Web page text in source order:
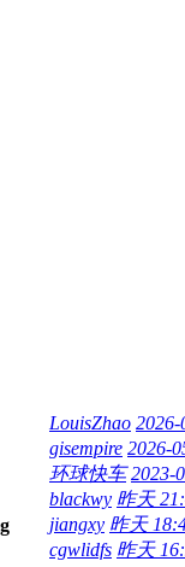
LouisZhao 2026-
gisempire 2026-
环球快车 2023-
blackwy 昨天
jiangxy 昨天
cgwlidfs 昨天